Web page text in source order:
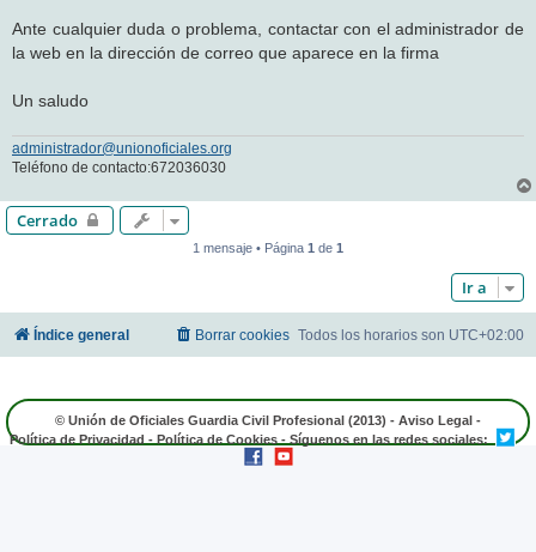
Ante cualquier duda o problema, contactar con el administrador de
la web en la dirección de correo que aparece en la firma
Un saludo
administrador@unionoficiales.org
Teléfono de contacto:672036030
Cerrado
1 mensaje • Página 1 de 1
Ir a
Índice general Todos los horarios son UTC+02:00
Borrar cookies
© Unión de Oficiales Guardia Civil Profesional (2013) - Aviso Legal -
Política de Privacidad - Política de Cookies - Síguenos en las redes sociales: